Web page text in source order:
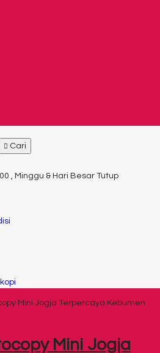
Cari
, Minggu & Hari Besar Tutup
Mini Jogja Terpercaya Kebumen
Mini Jogja